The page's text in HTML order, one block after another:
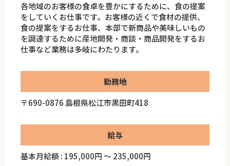
各地域のお客様の食卓を豊かにするために、食の提案
をしていくお仕事です。お客様の近くで食材の提供、
食の提案をするお仕事、本部で新商品や美味しいもの
を調達するために産地開発・商談・商品開発をするお
仕事など業務は多岐にわたります。
勤務地
〒690-0876 島根県松江市黒田町418
給与
基本月給額 : 195,000円 ～ 235,000円